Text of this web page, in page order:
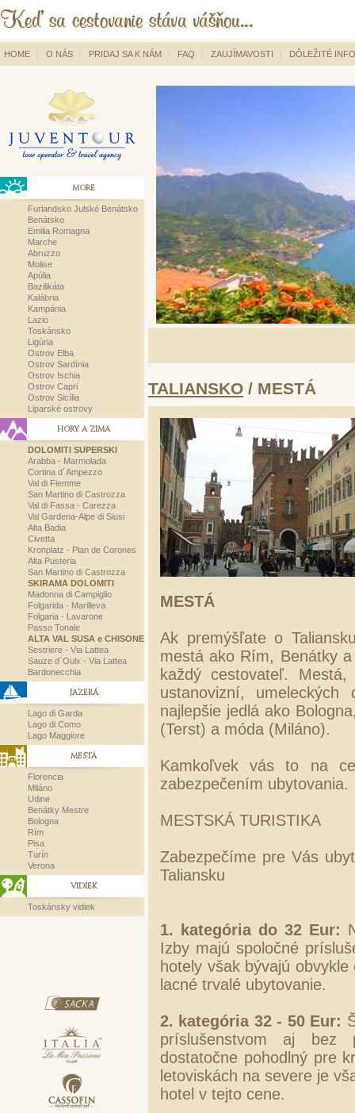
HOME O NÁS PRIDAJ SA K NÁM FAQ ZAUJÍMAVOSTI DÔLEŽITÉ
MORE
Furlandsko Julské Benátsko
Benátsko
Emilia Romagna
Marche
Abruzzo
Molise
Apúlia
Bazilikáta
Kalábria
Kampánia
Lazio
Toskánsko
Ligúria
Ostrov Elba
Ostrov Sardínia
Ostrov Ischia
Ostrov Capri
Ostrov Sicília
Liparské ostrovy
HORY A ZIMA
DOLOMITI SUPERSKI
Arabba - Marmolada
Cortina d´Ampezzo
Val di Fiemme
San Martino di Castrozza
Val di Fassa - Carezza
Val Gardena-Alpe di Siusi
Alta Badia
Civetta
Kronplatz - Plan de Corones
Alta Pusteria
San Martino di Castrozza
SKIRAMA DOLOMITI
Madonna di Campiglio
Folgarida - Marilleva
Folgaria - Lavarone
Passo Tonale
ALTA VAL SUSA e CHISONE
Sestriere - Via Lattea
Sauze d´Oulx - Via Lattea
Bardonecchia
JAZERÁ
Lago di Garda
Lago di Como
Lago Maggiore
MESTÁ
Florencia
Miláno
Udine
Benátky Mestre
Bologna
Rím
Pisa
Turín
Verona
VIDIEK
Toskánsky vidiek
TALIANSKO / MESTÁ
MESTÁ
Ak premýšľate o
mestá ako Rím, Benátky
každý cestovateľ.
ustanovizní,
najlepšie jedlá ako
(Terst) a móda (Miláno).
Kamkoľvek vás to na
zabezpečením ubytovania.
MESTSKÁ TURISTIKA
Zabezpečíme pre Vás
Taliansku
1. kategória do 32 Eur:
Izby majú spoločné
hotely však bývajú
lacné trvalé ubytovanie.
2. kategória 32 - 50 Eur:
príslušenstvom aj bez
dostatočne pohodlný pre
letoviskách na severe je
hotel v tejto cene.